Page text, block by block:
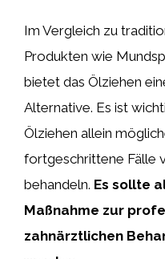
Im Vergleich zu
Produkten wie
bietet das Ölziehen
Alternative. Es ist
Ölziehen allein
fortgeschrittene Fälle
behandeln. Es sollte
Maßnahme zur
zahnärztlichen